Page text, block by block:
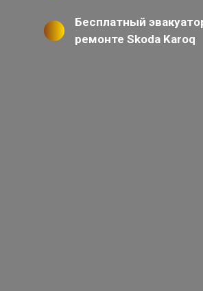
Бесплатный
ремонте Skoda Karoq